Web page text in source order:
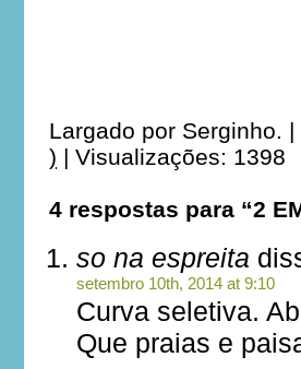
Largado por Serginho. |
) | Visualizações: 1398
4 respostas para “2
so na espreita
setembro 10th, 2014 at 9:10
Curva seletiva.
Que praias e